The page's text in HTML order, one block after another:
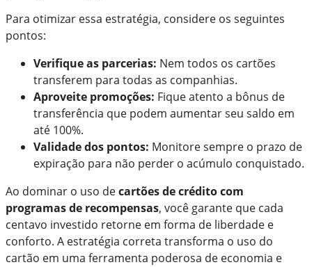
Para otimizar essa estratégia, considere os seguintes
pontos:
Verifique as parcerias: Nem todos os cartões
transferem para todas as companhias.
Aproveite promoções: Fique atento a bônus de
transferência que podem aumentar seu saldo em
até 100%.
Validade dos pontos: Monitore sempre o prazo de
expiração para não perder o acúmulo conquistado.
Ao dominar o uso decartões de crédito com
programas de recompensas, você garante que cada
centavo investido retorne em forma de liberdade e
conforto. A estratégia correta transforma o uso do
cartão em uma ferramenta poderosa de economia e